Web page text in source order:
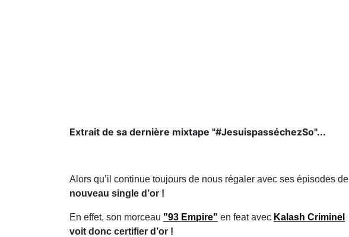
Extrait de sa dernière mixtape "#JesuispasséchezSo"...
Alors qu’il continue toujours de nous régaler avec ses épisodes de
nouveau single d’or !
En effet, son morceau "93 Empire" en feat avec Kalash Criminel
voit donc certifier d’or !